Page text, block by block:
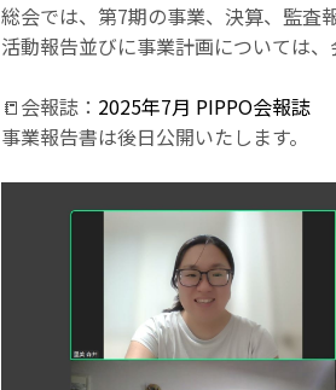
総会では、第7期の事業、決算、監査
活動報告並びに事業計画については
📒会報誌： 2025年7月 PIPPO会報誌
事業報告書は後日公開いたします。